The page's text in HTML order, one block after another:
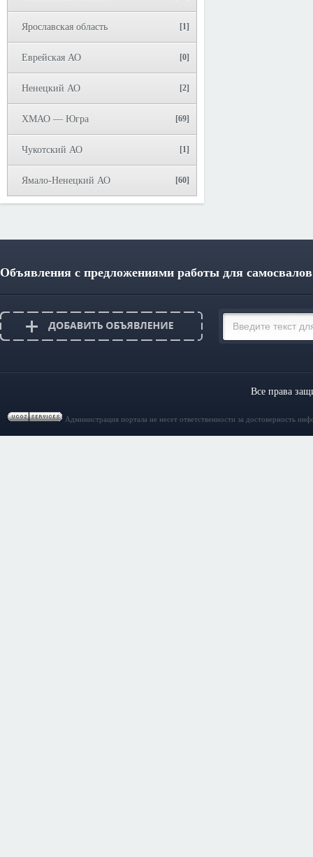
Ярославская область [1]
Еврейская АО [0]
Ненецкий АО [2]
ХМАО — Югра [69]
Чукотский АО [1]
Ямало-Ненецкий АО [60]
Объявления с предложениями работы для
Все права
Администрация портала не несет ответственности за достоверность